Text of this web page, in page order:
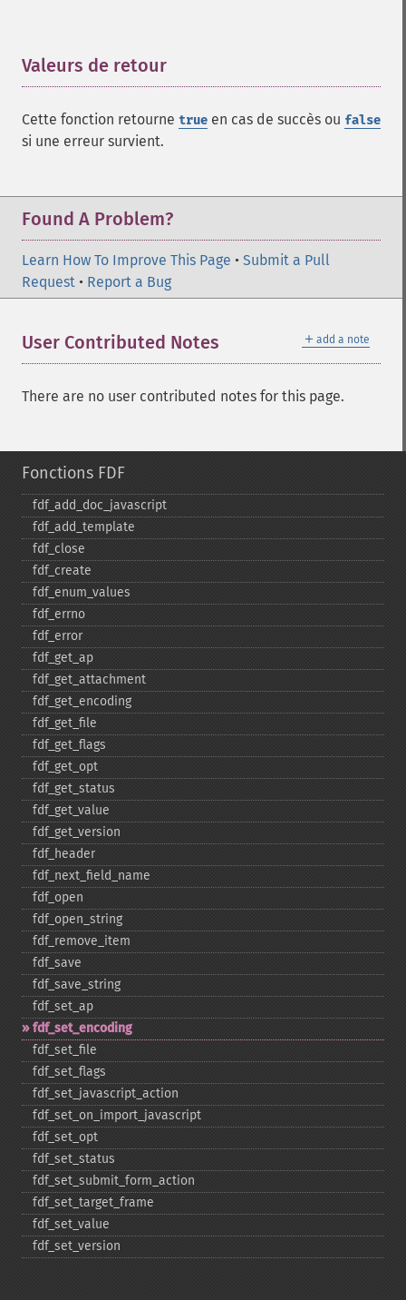
Valeurs de retour
Cette fonction retourne true en cas de succès ou false
si une erreur survient.
Found A Problem?
Learn How To Improve This Page • Submit a Pull
Request • Report a Bug
＋ add a note
User Contributed Notes
There are no user contributed notes for this page.
Fonctions FDF
fdf_​add_​doc_​javascript
fdf_​add_​template
fdf_​close
fdf_​create
fdf_​enum_​values
fdf_​errno
fdf_​error
fdf_​get_​ap
fdf_​get_​attachment
fdf_​get_​encoding
fdf_​get_​file
fdf_​get_​flags
fdf_​get_​opt
fdf_​get_​status
fdf_​get_​value
fdf_​get_​version
fdf_​header
fdf_​next_​field_​name
fdf_​open
fdf_​open_​string
fdf_​remove_​item
fdf_​save
fdf_​save_​string
fdf_​set_​ap
fdf_​set_​encoding
fdf_​set_​file
fdf_​set_​flags
fdf_​set_​javascript_​action
fdf_​set_​on_​import_​javascript
fdf_​set_​opt
fdf_​set_​status
fdf_​set_​submit_​form_​action
fdf_​set_​target_​frame
fdf_​set_​value
fdf_​set_​version